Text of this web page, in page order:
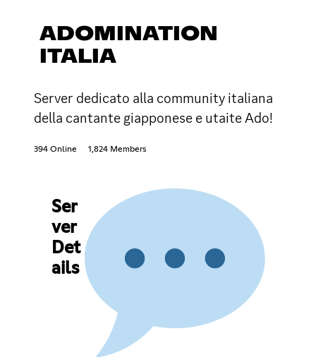
ADOMINATION
ITALIA
Server dedicato alla community italiana
della cantante giapponese e utaite Ado!
394 Online 1,824 Members
Ser
ver
Det
ails